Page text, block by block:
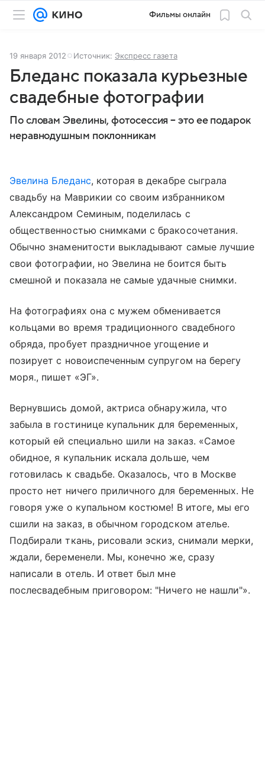
Фильмы онлайн
19 января 2012 Источник: Экспресс газета
Бледанс показала курьезные
свадебные фотографии
По словам Эвелины, фотосессия – это ее подарок
неравнодушным поклонникам
Эвелина Бледанс, которая в декабре сыграла
свадьбу на Маврикии со своим избранником
Александром Семиным, поделилась с
общественностью снимками с бракосочетания.
Обычно знаменитости выкладывают самые лучшие
свои фотографии, но Эвелина не боится быть
смешной и показала не самые удачные снимки.
На фотографиях она с мужем обменивается
кольцами во время традиционного свадебного
обряда, пробует праздничное угощение и
позирует с новоиспеченным супругом на берегу
моря., пишет «ЭГ».
Вернувшись домой, актриса обнаружила, что
забыла в гостинице купальник для беременных,
который ей специально шили на заказ. «Самое
обидное, я купальник искала дольше, чем
готовилась к свадьбе. Оказалось, что в Москве
просто нет ничего приличного для беременных. Не
говоря уже о купальном костюме! В итоге, мы его
сшили на заказ, в обычном городском ателье.
Подбирали ткань, рисовали эскиз, снимали мерки,
ждали, беременели. Мы, конечно же, сразу
написали в отель. И ответ был мне
послесвадебным приговором: "Ничего не нашли"».